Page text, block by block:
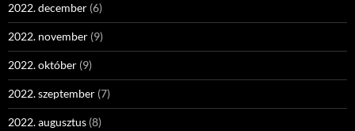
2022. december (6)
2022. november (9)
2022. október (9)
2022. szeptember (7)
2022. augusztus (8)